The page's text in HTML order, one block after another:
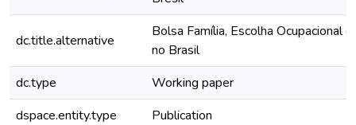
dc.title.alternative
Bolsa Família, Escolha Ocupacional
no Brasil
dc.type
Working paper
dspace.entity.type
Publication